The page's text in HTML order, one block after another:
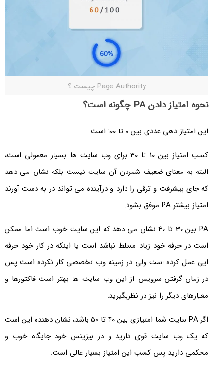
Page Authority چیست ؟
نحوه امتیاز دادن PA چگونه است؟
این امتیاز دهی عددی بین 0 تا 100 است
کسب امتیاز بین 10 تا 30 برای وب سایت ها بسیار معمولی است،
البته به معنای ضعیف شمردن آن سایت نیست بلکه نشان می دهد
که جای پیشرفت و ترقی را دارد و درآینده می تواند در به دست آورند
امتیاز بیشتر PA موفق بشود.
PA بین 30 تا 40 نشان می دهد که این سایت خوب است اما ممکن
است در حرفه خود زیاد مسلط نباشد است یا اینکه در کار خود حرفه
ایی عمل کرده است ولی در زمینه وب تخصصی کار نکرده است پس
در زمان گرفتن سرویس از این وب سایت ها بهتر است فاکتورها و
معیارهای دیگر را نیز در نظربگیرید.
اگر PA سایت شما امتیازی بین 40 تا 50 باشد، نشان دهنده این است
که یک وب سایت قوی دارید و در بیزینس خود جایگاه خوب و
محکمی دارید پس کسب این امتیاز بسیار عالی است.